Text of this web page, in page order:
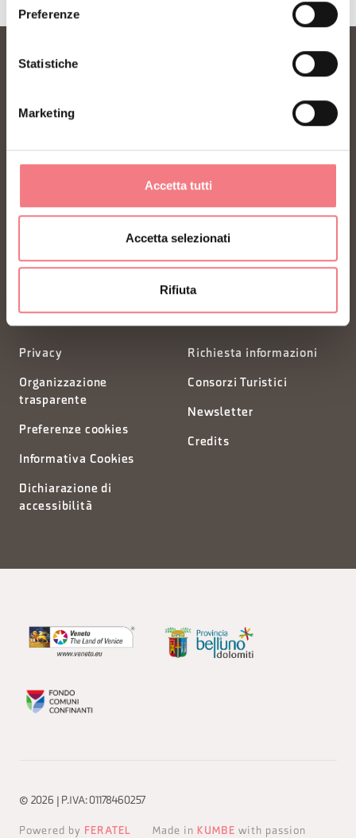
Preferenze
Statistiche
Marketing
Accetta tutti
Accetta selezionati
Rifiuta
FONDAZIONE DMO DOLOMITI BELLUNESI
Privacy
Organizzazione
trasparente
Preferenze cookies
Informativa Cookies
Dichiarazione di
accessibilità
Richiesta informazioni
Consorzi Turistici
Newsletter
Credits
© 2026 | P.IVA: 01178460257
Powered by FERATEL Made in KUMBE with passion